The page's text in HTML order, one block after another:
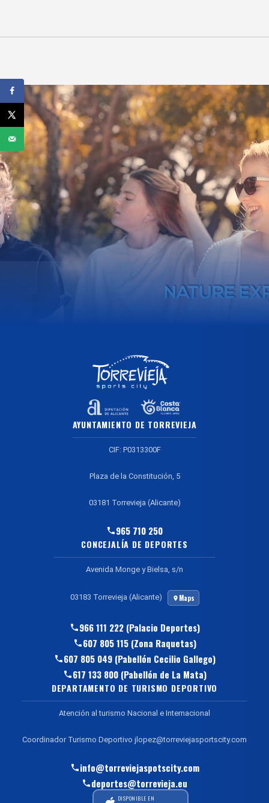
AYUNTAMIENTO DE TORREVIEJA
CIF: P0313300F
Plaza de la Constitución, 5
03181 Torrevieja (Alicante)
965 710 250
CONCEJALÍA DE DEPORTES
Avenida Monge y Bielsa, s/n
03183 Torrevieja (Alicante) Maps
966 111 222 (Palacio Deportes)
607 805 115 (Zona Raquetas)
607 805 049 (Pabellón Cecilio Gallego)
617 133 800 (Pabellón de La Mata)
DEPARTAMENTO DE TURISMO DEPORTIVO
Atención al turismo Nacional e Internacional
Coordinador Turismo Deportivo jlopez@torreviejasportscity.com
info@torreviejaspotscity.com
deportes@torrevieja.eu
DISPONIBLE EN